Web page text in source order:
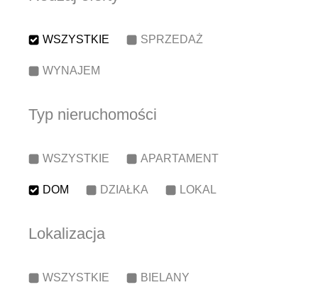
WSZYSTKIE SPRZEDAŻ
WYNAJEM
Typ nieruchomości
WSZYSTKIE APARTAMENT
DOM DZIAŁKA LOKAL
Lokalizacja
WSZYSTKIE BIELANY